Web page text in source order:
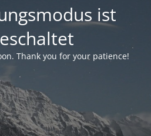
ist
Thank you for your patience!